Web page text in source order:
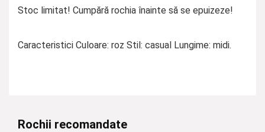
Stoc limitat! Cumpără rochia înainte să se epuizeze!
Caracteristici Culoare: roz Stil: casual Lungime: midi.
Rochii recomandate